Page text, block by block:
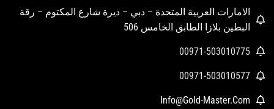
الامارات العربية المتحدة – دبي – ديرة شارع المكتوم – رقة
البطين بلازا الطابق الخامس 506
00971-503010775
00971-503010577
Info@Gold-Master.Com